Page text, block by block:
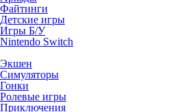
Файтинги
Детские игры
Игры Б/У
Nintendo Switch
Экшен
Симуляторы
Гонки
Ролевые игры
Приключения